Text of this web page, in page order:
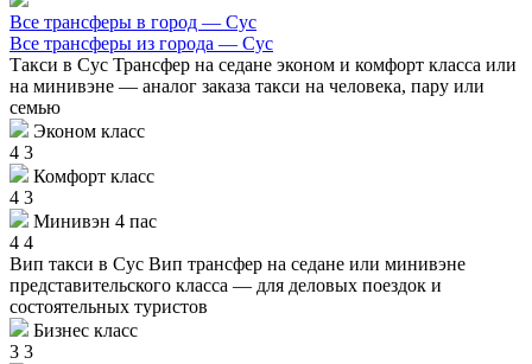
Все трансферы в город — Сус
Все трансферы из города — Сус
Такси в Сус Трансфер на седане эконом и комфорт класса или
на минивэне — аналог заказа такси на человека, пару или
семью
Эконом класс
4 3
Комфорт класс
4 3
Минивэн 4 пас
4 4
Вип такси в Сус Вип трансфер на седане или минивэне
представительского класса — для деловых поездок и
состоятельных туристов
Бизнес класс
3 3